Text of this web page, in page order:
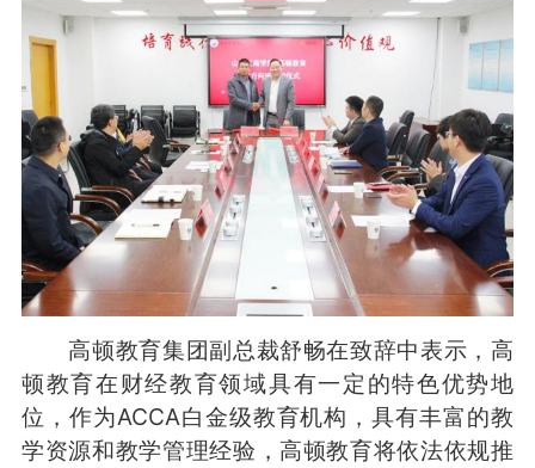
高顿教育集团副总裁舒畅在致辞中表示，高
顿教育在财经教育领域具有一定的特色优势地
位，作为ACCA白金级教育机构，具有丰富的教
学资源和教学管理经验，高顿教育将依法依规推